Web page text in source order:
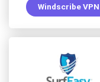
Windscribe VPN